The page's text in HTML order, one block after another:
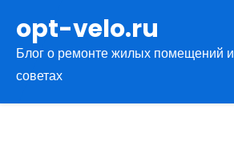
содержимому
opt-velo.ru
Блог о ремонте жилых помещений и
советах